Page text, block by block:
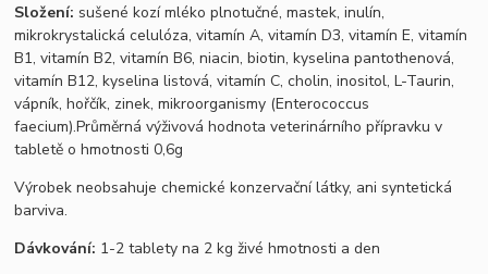
Složení: sušené kozí mléko plnotučné, mastek, inulín,
mikrokrystalická celulóza, vitamín A, vitamín D3, vitamín E, vitamín
B1, vitamín B2, vitamín B6, niacin, biotin, kyselina pantothenová,
vitamín B12, kyselina listová, vitamín C, cholin, inositol, L-Taurin,
vápník, hořčík, zinek, mikroorganismy (Enterococcus
faecium).Průměrná výživová hodnota veterinárního přípravku v
tabletě o hmotnosti 0,6g
Výrobek neobsahuje chemické konzervační látky, ani syntetická
barviva.
Dávkování: 1-2 tablety na 2 kg živé hmotnosti a den